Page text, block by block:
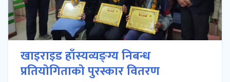
खाइराइड हाँस्यव्यङ्ग्य निबन्ध
प्रतियाेगिताकाे पुरस्कार वितरण